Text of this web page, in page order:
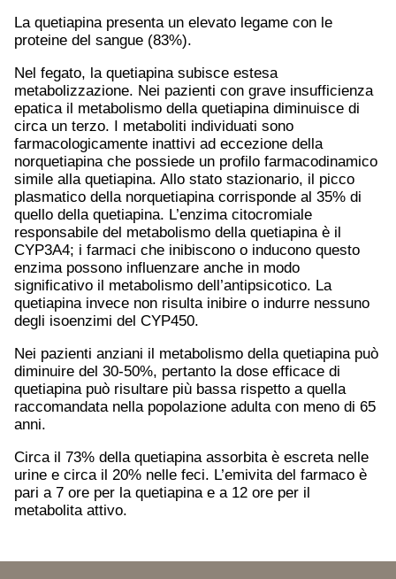
La quetiapina presenta un elevato legame con le
proteine del sangue (83%).
Nel fegato, la quetiapina subisce estesa
metabolizzazione. Nei pazienti con grave insufficienza
epatica il metabolismo della quetiapina diminuisce di
circa un terzo. I metaboliti individuati sono
farmacologicamente inattivi ad eccezione della
norquetiapina che possiede un profilo farmacodinamico
simile alla quetiapina. Allo stato stazionario, il picco
plasmatico della norquetiapina corrisponde al 35% di
quello della quetiapina. L’enzima citocromiale
responsabile del metabolismo della quetiapina è il
CYP3A4; i farmaci che inibiscono o inducono questo
enzima possono influenzare anche in modo
significativo il metabolismo dell’antipsicotico. La
quetiapina invece non risulta inibire o indurre nessuno
degli isoenzimi del CYP450.
Nei pazienti anziani il metabolismo della quetiapina può
diminuire del 30-50%, pertanto la dose efficace di
quetiapina può risultare più bassa rispetto a quella
raccomandata nella popolazione adulta con meno di 65
anni.
Circa il 73% della quetiapina assorbita è escreta nelle
urine e circa il 20% nelle feci. L’emivita del farmaco è
pari a 7 ore per la quetiapina e a 12 ore per il
metabolita attivo.